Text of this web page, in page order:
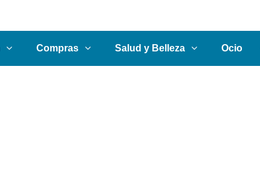
Compras Salud y Belleza Ocio